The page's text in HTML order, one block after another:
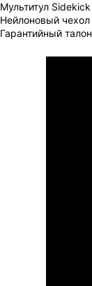
Мультитул Sidekick
Нейлоновый чехол
Гарантийный талон